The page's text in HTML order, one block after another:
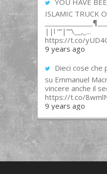
YOU HAVE
ISLAMIC TRUCK
||l “”|””\__,_...
https://t.co/
9 years ago
Dieci cose
su Emmanuel
vincere anche il
https://t.co/
9 years ago